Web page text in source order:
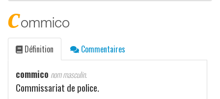
commico
Définition Commentaires
commico nom masculin.
Commissariat de police.